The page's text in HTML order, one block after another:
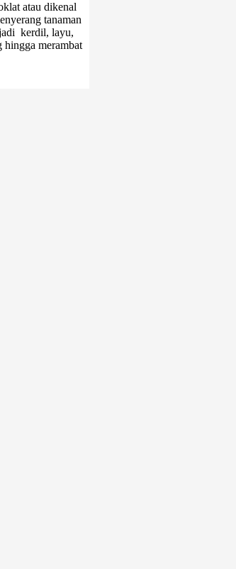
atau dikenal
tanaman
kerdil, layu,
hingga merambat